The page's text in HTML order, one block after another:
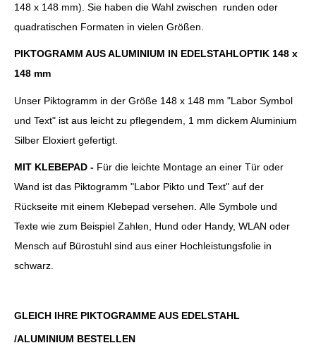
148 x 148 mm). Sie haben die Wahl zwischen runden oder
quadratischen Formaten in vielen Größen.
PIKTOGRAMM AUS ALUMINIUM IN EDELSTAHLOPTIK 148 x
148 mm
Unser Piktogramm in der Größe 148 x 148 mm "Labor Symbol
und Text" ist aus leicht zu pflegendem, 1 mm dickem Aluminium
Silber Eloxiert gefertigt.
MIT KLEBEPAD - Für die leichte Montage an einer Tür oder
Wand ist das Piktogramm "Labor Pikto und Text" auf der
Rückseite mit einem Klebepad versehen. Alle Symbole und
Texte wie zum Beispiel Zahlen, Hund oder Handy, WLAN oder
Mensch auf Bürostuhl sind aus einer Hochleistungsfolie in
schwarz.
GLEICH IHRE PIKTOGRAMME AUS EDELSTAHL
/ALUMINIUM BESTELLEN